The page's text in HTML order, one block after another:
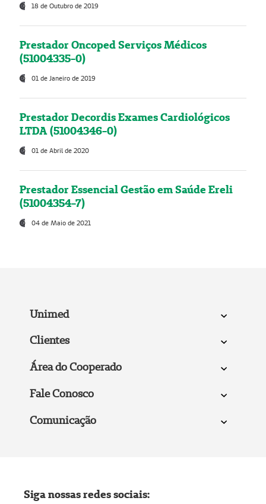
18 de Outubro de 2019
Prestador Oncoped Serviços Médicos
(51004335-0)
01 de Janeiro de 2019
Prestador Decordis Exames Cardiológicos
LTDA (51004346-0)
01 de Abril de 2020
Prestador Essencial Gestão em Saúde Ereli
(51004354-7)
04 de Maio de 2021
Unimed
Clientes
Área do Cooperado
Fale Conosco
Comunicação
Siga nossas redes sociais: